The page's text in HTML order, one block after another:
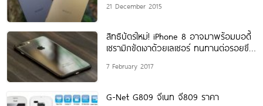
21 December 2015
สิทธิบัตรใหม่! iPhone 8 อาจมาพร้อมบอดี้
เซรามิกขัดเงาด้วยเลเซอร์ ทนทานต่อรอยขีด
7 February 2017
G-Net G809 จีเนท จี809 ราคา